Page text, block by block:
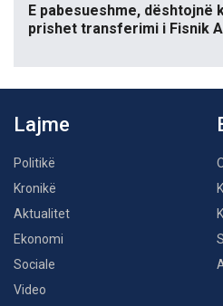
E pabesueshme,
prishet transferimi i Fisnik
Lajme
Politikë
Kronikë
Aktualitet
Ekonomi
Sociale
Video